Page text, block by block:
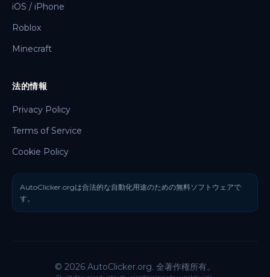
iOS / iPhone
Roblox
Minecraft
法的情報
Privacy Policy
Terms of Service
Cookie Policy
AutoClicker.orgは合法的な自動化用途のための無料ソフトウェアで
す。
© 2026 AutoClicker.org. 全著作権所有。